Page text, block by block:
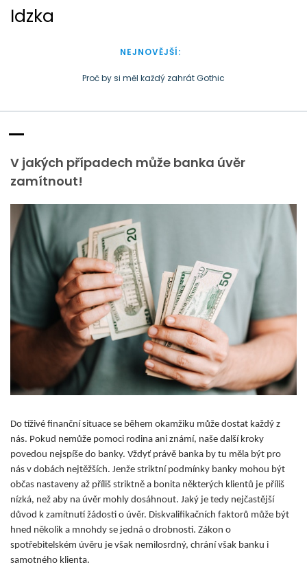
o
Idzka
NEJNOVĚJŠÍ:
Proč by si měl každý zahrát Gothic
V jakých případech může banka úvěr
zamítnout!
Do tíživé finanční situace se během okamžiku může dostat každý z
nás. Pokud nemůže pomoci rodina ani známí, naše další kroky
povedou nejspíše do banky. Vždyť právě banka by tu měla být pro
nás v dobách nejtěžších. Jenže striktní podmínky banky mohou být
občas nastaveny až příliš striktně a bonita některých klientů je příliš
nízká, než aby na úvěr mohly dosáhnout. Jaký je tedy nejčastější
důvod k zamítnutí žádosti o úvěr. Diskvalifikačních faktorů může být
hned několik a mnohdy se jedná o drobnosti. Zákon o
spotřebitelském úvěru je však nemilosrdný, chrání však banku i
samotného klienta.